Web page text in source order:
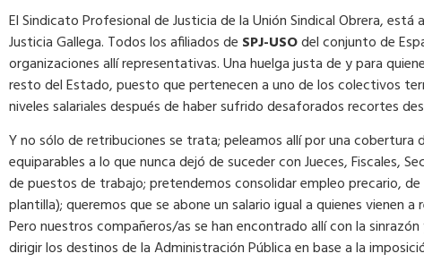
El Sindicato Profesional de Justicia de la Unión Sindical Obrera,
Justicia Gallega. Todos los afiliados de SPJ-USOdel conjunto de
organizaciones allí representativas. Una huelga justa de y para
resto del Estado, puesto que pertenecen a uno de los colectivos
niveles salariales después de haber sufrido desaforados recortes
Y no sólo de retribuciones se trata; peleamos allí por una cobertura
equiparables a lo que nunca dejó de suceder con Jueces, Fiscales,
de puestos de trabajo; pretendemos consolidar empleo precario,
plantilla); queremos que se abone un salario igual a quienes vienen
Pero nuestros compañeros/as se han encontrado allí con la
dirigir los destinos de la Administración Pública en base a la